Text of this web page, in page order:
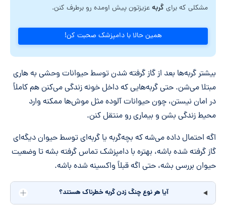
مشکلی که برایگربهعزیزتون پیش اومده رو برطرف کنن.
همین حالا با دامپزشک صحبت کن!
بیشتر گربه‌ها بعد از گاز گرفته شدن توسط حیوانات وحشی به هاری
مبتلا می‌شن. حتی گربه‌هایی که داخل خونه زندگی می‌کنن هم کاملاً
در امان نیستن، چون حیوانات آلوده مثل موش‌ها ممکنه وارد
محیط زندگی بشن و بیماری رو منتقل کنن.
اگه احتمال داده می‌شه که بچه‌گربه یا گربه‌ای توسط حیوان دیگه‌ای
گاز گرفته شده باشه، بهتره با دامپزشک تماس گرفته بشه تا وضعیت
حیوان بررسی بشه، حتی اگه قبلاً واکسینه شده باشه.
آیا هر نوع چنگ زدن گربه خطرناک هستند؟